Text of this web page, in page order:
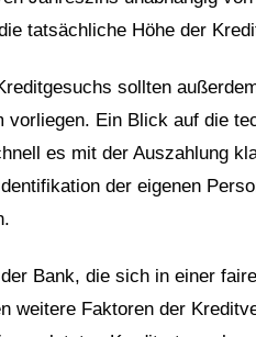
tatsächliche Höhe der
sollten
Ein Blick auf die
es mit der Auszahlung
der eigenen
Bank, die sich in einer
weitere Faktoren der